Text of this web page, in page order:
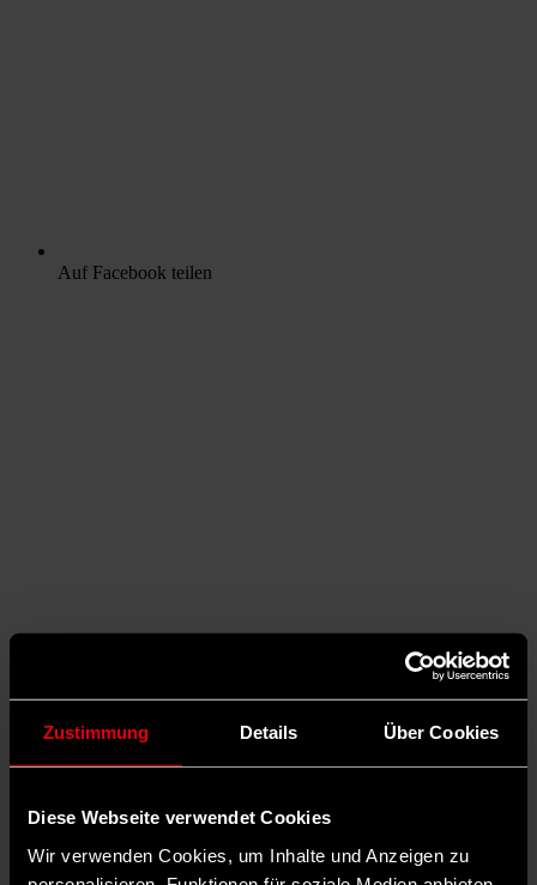
Zustimmung Details Über Cookies
Diese Webseite verwendet Cookies
Wir verwenden Cookies, um Inhalte und Anzeigen zu
Auf Facebook teilen
Auf X teilen
Teilen 0 Kommentare Dark Mode